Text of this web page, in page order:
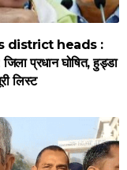
district heads :
प्रधान घोषित, हुड्डा
लिस्ट